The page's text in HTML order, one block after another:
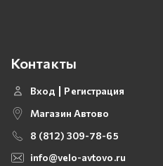
Контакты
Вход
Регистрация
Магазин Автово
8 (812) 309-78-65
info@velo-avtovo.ru